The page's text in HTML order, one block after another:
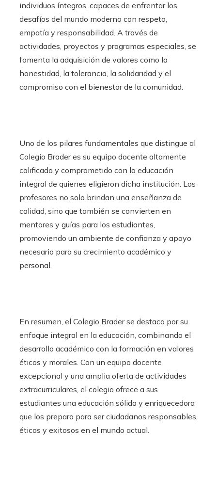
individuos íntegros, capaces de enfrentar los
desafíos del mundo moderno con respeto,
empatía y responsabilidad. A través de
actividades, proyectos y programas especiales, se
fomenta la adquisición de valores como la
honestidad, la tolerancia, la solidaridad y el
compromiso con el bienestar de la comunidad.
Uno de los pilares fundamentales que distingue al
Colegio Brader es su equipo docente altamente
calificado y comprometido con la educación
integral de quienes eligieron dicha institución. Los
profesores no solo brindan una enseñanza de
calidad, sino que también se convierten en
mentores y guías para los estudiantes,
promoviendo un ambiente de confianza y apoyo
necesario para su crecimiento académico y
personal.
En resumen, el Colegio Brader se destaca por su
enfoque integral en la educación, combinando el
desarrollo académico con la formación en valores
éticos y morales. Con un equipo docente
excepcional y una amplia oferta de actividades
extracurriculares, el colegio ofrece a sus
estudiantes una educación sólida y enriquecedora
que los prepara para ser ciudadanos responsables,
éticos y exitosos en el mundo actual.